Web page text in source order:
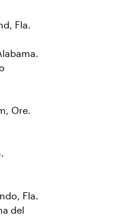
Fla.
Ore.
Fla.
del